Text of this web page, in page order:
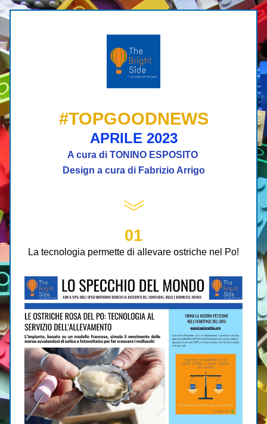
#TOPGOODNEWS
APRILE 2023
A cura di TONINO ESPOSITO
Design a cura di Fabrizio Arrigo
01
La tecnologia permette di allevare ostriche nel Po!